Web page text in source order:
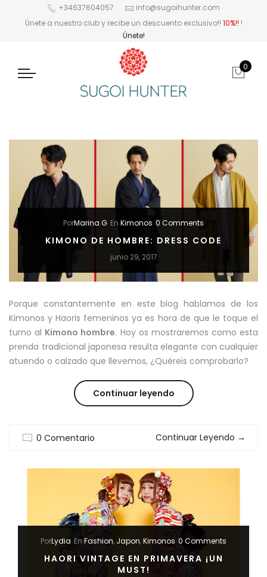
+34637604057
info@sugoihunter.com
Únete a nuestro club y recibe un descuento exclusivo!! 10%!! !
Únete!
0
PorMarina G En Kimonos 0 Comments
KIMONO DE HOMBRE: DRESS CODE
junio 29, 2017
Porque constantemente en este blog hablamos de los
Kimonos y Haoris femeninos ya es hora de que le toque el
turno al Kimono hombre. Hoy os mostraremos como esta
prenda tradicional japonesa resulta elegante con cualquier
atuendo o calzado que llevemos, ¿Quéreis comprobarlo?
Continuar leyendo“KIMONO
HOMBRE:
0 Comentario Continuar Leyendo →
PorLydia En Fashion, Japon,Kimonos 0 Comments
HAORI VINTAGE EN PRIMAVERA ¡UN
MUST!